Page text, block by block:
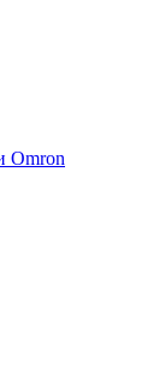
Omron